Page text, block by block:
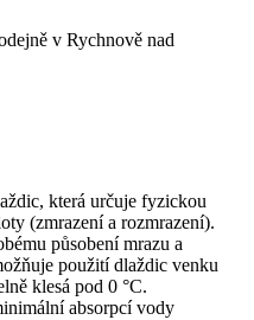
v Rychnově nad
která určuje fyzickou
(zmrazení a rozmrazení).
působení mrazu a
použití dlaždic venku
klesá pod 0 °C.
absorpcí vody